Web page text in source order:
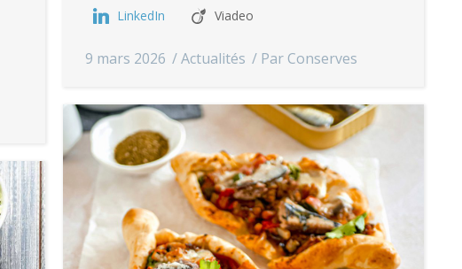
LinkedIn Viadeo
9 mars 2026 Actualités Par Conserves